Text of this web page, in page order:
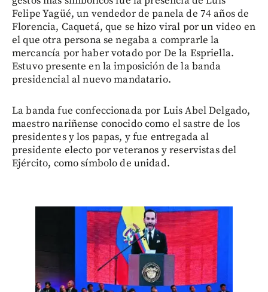
Felipe Yagüé, un vendedor de panela de 74 años de
Florencia, Caquetá, que se hizo viral por un video en
el que otra persona se negaba a comprarle la
mercancía por haber votado por De la Espriella.
Estuvo presente en la imposición de la banda
presidencial al nuevo mandatario.
La banda fue confeccionada por Luis Abel Delgado,
maestro nariñense conocido como el sastre de los
presidentes y los papas, y fue entregada al
presidente electo por veteranos y reservistas del
Ejército, como símbolo de unidad.